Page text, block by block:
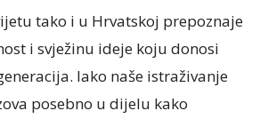
tako i u Hrvatskoj prepoznaje
i svježinu ideje koju donosi
Iako naše istraživanje
posebno u dijelu kako